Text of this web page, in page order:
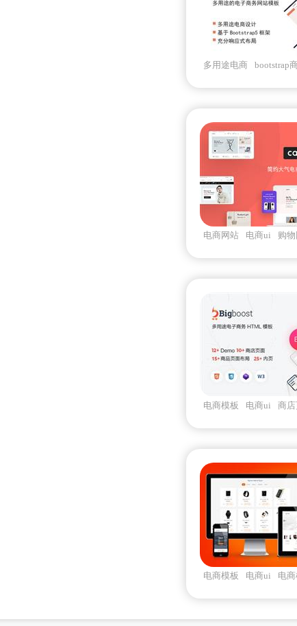
多用途电商 bootstrap
电商网站 电商ui 购
电商模板 电商ui 商
电商模板 电商ui 电